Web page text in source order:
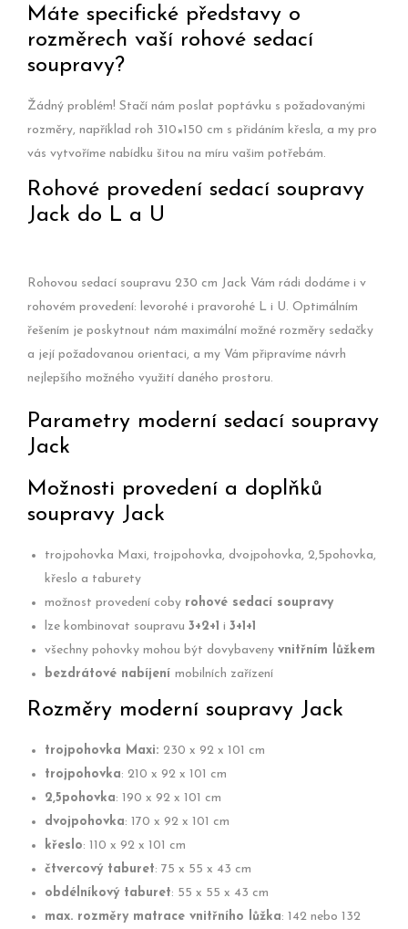
Máte specifické představy o
rozměrech vaší rohové sedací
soupravy?
Žádný problém! Stačí nám poslat poptávku s požadovanými
rozměry, například roh 310×150 cm s přidáním křesla, a my pro
vás vytvoříme nabídku šitou na míru vašim potřebám.
Rohové provedení sedací soupravy
Jack do L a U
Rohovou sedací soupravu 230 cm Jack Vám rádi dodáme i v
rohovém provedení: levorohé i pravorohé L i U. Optimálním
řešením je poskytnout nám maximální možné rozměry sedačky
a její požadovanou orientaci, a my Vám připravíme návrh
nejlepšího možného využití daného prostoru.
Parametry moderní sedací soupravy
Jack
Možnosti provedení a doplňků
soupravy Jack
trojpohovka Maxi, trojpohovka, dvojpohovka, 2,5pohovka,
křeslo a taburety
možnost provedení coby rohové sedací soupravy
lze kombinovat soupravu 3+2+1 i 3+1+1
všechny pohovky mohou být dovybaveny vnitřním lůžkem
bezdrátové nabíjení mobilních zařízení
Rozměry moderní soupravy Jack
trojpohovka Maxi: 230 x 92 x 101 cm
trojpohovka: 210 x 92 x 101 cm
2,5pohovka: 190 x 92 x 101 cm
dvojpohovka: 170 x 92 x 101 cm
křeslo: 110 x 92 x 101 cm
čtvercový taburet: 75 x 55 x 43 cm
obdélníkový taburet: 55 x 55 x 43 cm
max. rozměry matrace vnitřního lůžka: 142 nebo 132